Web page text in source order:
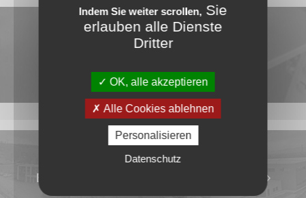
Indem Sie weiter scrollen, Sie
erlauben alle Dienste
Dritter
OK, alle akzeptieren
Alle Cookies ablehnen
Personalisieren
Datenschutz
ENTDECKEN SIE ALLE UNSERE MARKEN